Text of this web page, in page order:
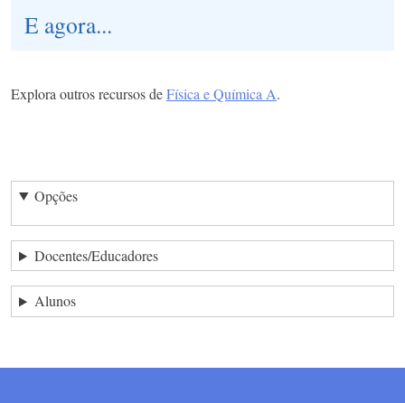
E agora...
Explora outros recursos deFísica e Química A.
Opções
Docentes/Educadores
Alunos